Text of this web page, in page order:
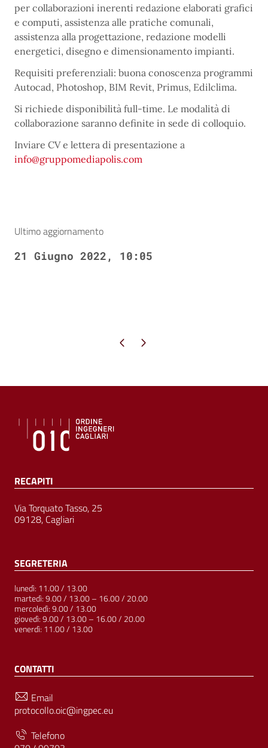
per collaborazioni inerenti redazione elaborati grafici
e computi, assistenza alle pratiche comunali,
assistenza alla progettazione, redazione modelli
energetici, disegno e dimensionamento impianti.
Requisiti preferenziali: buona conoscenza programmi
Autocad, Photoshop, BIM Revit, Primus, Edilclima.
Si richiede disponibilità full-time. Le modalità di
collaborazione saranno definite in sede di colloquio.
Inviare CV e lettera di presentazione a
info@gruppomediapolis.com
Ultimo aggiornamento
21 Giugno 2022, 10:05
Pagina precedente
Pagina successiva
RECAPITI
Via Torquato Tasso, 25
09128, Cagliari
SEGRETERIA
lunedì: 11.00 / 13.00
martedì: 9.00 / 13.00 – 16.00 / 20.00
mercoledì: 9.00 / 13.00
giovedì: 9.00 / 13.00 – 16.00 / 20.00
venerdì: 11.00 / 13.00
CONTATTI
Email
protocollo.oic@ingpec.eu
Telefono